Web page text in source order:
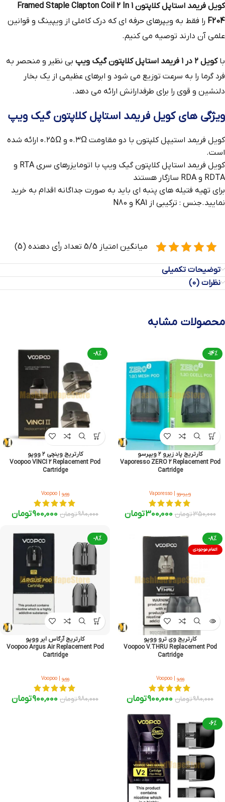
کویل فریمد استاپل کلاپتون Framed Staple Clapton Coil 2 In 1
F204 را فقط به ویپرهای حرفه ای که درک کاملی از ویپینگ و قوانین
علمی آن دارند توصیه می کنیم.
باکویل ۲ در ۱ فریمد استاپل کلاپتون گیک ویپ
بی نظیر و منحصر به
فرد گرما را به سرعت توزیع می شود و ابرهای عظیمی از یک بخار
دلنشین و قوی را برای طرفدارانش ارائه می دهد.
ویژگی های کویل فریمد استاپل کلاپتون گیک ویپ
کویل فریمد استیپل کلپتون با دو مقاومت ۰.۳Ω و ۰.۲۵Ω ارائه شده
است.
کویل فریمد استاپل کلاپتون گیک ویپ با اتومایزرهای سری RTA و
RDTA و RDA سازگار هستند
برای تهیه فتیله های پنبه ای باید به صورت جداگانه اقدام به خرید
نمایید.جنس : ترکیبی از KA1 و N80
میانگین امتیاز 5/5 تعداد رأی دهنده (5)
توضیحات تکمیلی
نظرات (0)
محصولات مشابه
-14%
کارتریج پاد زیرو ۲ ویپرسو
Vaporesso ZERO 2 Replacement Pod
Cartridge
ویپرسوو | Vaporesso
350,000تومان 300,000تومان
-8%
کارتریج وینچی ۲ ووپو
Voopoo VINCI 2 Replacement Pod
Cartridge
ووپو | Voopoo
980,000تومان 900,000تومان
-8%
اتمام موجودی
کارتریج وی ترو ووپو
Voopoo V.THRU Replacement Pod
Cartridge
ووپو | Voopoo
980,000تومان 900,000تومان
-8%
کارتریج آرگاس ایر ووپو
Voopoo Argus Air Replacement Pod
Cartridge
ووپو | Voopoo
980,000تومان 900,000تومان
-6%